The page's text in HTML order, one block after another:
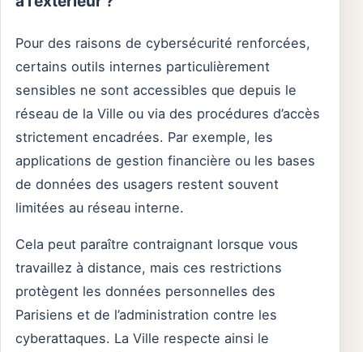
Pour des raisons de cybersécurité renforcées,
certains outils internes particulièrement
sensibles ne sont accessibles que depuis le
réseau de la Ville ou via des procédures d’accès
strictement encadrées. Par exemple, les
applications de gestion financière ou les bases
de données des usagers restent souvent
limitées au réseau interne.
Cela peut paraître contraignant lorsque vous
travaillez à distance, mais ces restrictions
protègent les données personnelles des
Parisiens et de l’administration contre les
cyberattaques. La Ville respecte ainsi le